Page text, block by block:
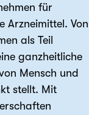
für
Arzneimittel. Von
als Teil
ganzheitliche
Mensch und
stellt. Mit